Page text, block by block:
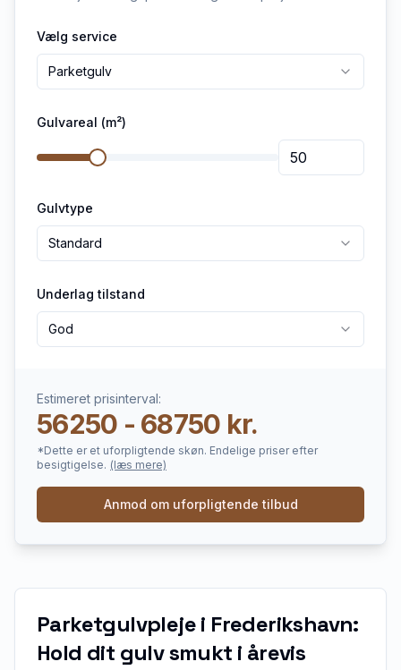
Vælg service
Parketgulv
Gulvareal (m²)
Gulvtype
Standard
Underlag tilstand
God
Estimeret prisinterval:
56250 - 68750 kr.
*Dette er et uforpligtende skøn. Endelige priser efter
besigtigelse. (læs mere)
Anmod om uforpligtende tilbud
Parketgulvpleje i Frederikshavn:
Hold dit gulv smukt i årevis